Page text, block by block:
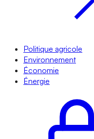
Politique agricole
Environnement
Économie
Énergie